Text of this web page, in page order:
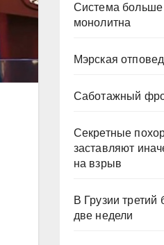
Система
монолитна
Мэрская
Саботажный
Секретные
заставляют
на взрыв
В Грузии третий
две недели